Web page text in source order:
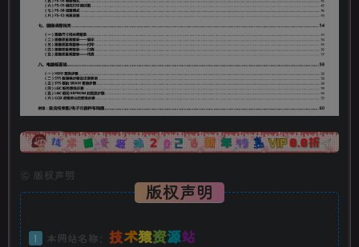
广告
© 版权声明
版权声明
1 本网站名称： 技术猿资源站